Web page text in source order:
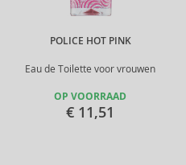
POLICE HOT PINK
Eau de Toilette voor vrouwen
OP VOORRAAD
€ 11,51